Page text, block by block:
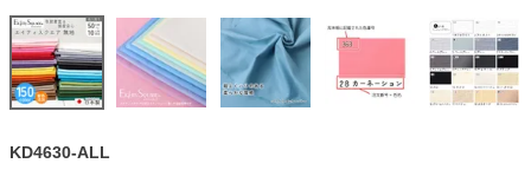
KD4630-ALL